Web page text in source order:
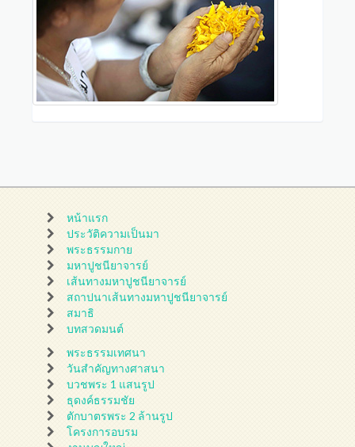
หน้าแรก
ประวัติความเป็นมา
พระธรรมกาย
มหาปูชนียาจารย์
เส้นทางมหาปูชนียาจารย์
สถาปนาเส้นทางมหาปูชนียาจารย์
สมาธิ
บทสวดมนต์
พระธรรมเทศนา
วันสำคัญทางศาสนา
บวชพระ 1 แสนรูป
ธุดงค์ธรรมชัย
ตักบาตรพระ 2 ล้านรูป
โครงการอบรม